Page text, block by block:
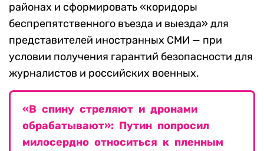
районах и сформировать «коридоры
беспрепятственного въезда и выезда» для
представителей иностранных СМИ — при
условии получения гарантий безопасности для
журналистов и российских военных.
«В спину стреляют и дронами
обрабатывают»: Путин попросил
милосердно относиться к пленным